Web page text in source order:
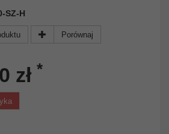
SZ-H
Porównaj
zł *